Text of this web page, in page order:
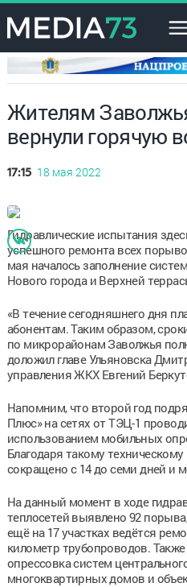
Жителям
вернули горячую
17:15 18 мая 2022
Гидравлические испытания
успешного ремонта всех
мая началось заполнение
Нового города и Верхней
«В течение сегодняшнего дня
абонентам. Таким образом,
по микрорайонам Заволжья
доложил главе Ульяновска
управления ЖКХ Евгений
Напомним, что второй год
Плюс» на сетях от ТЭЦ-1
использованием мобильных
Благодаря такому
сокращено с 14 до семи дней и
На данный момент в ходе
теплосетей выявлено 92
ещё на 17 участках ведётся
километр трубопроводов.
опрессовка систем
многоквартирных домов и